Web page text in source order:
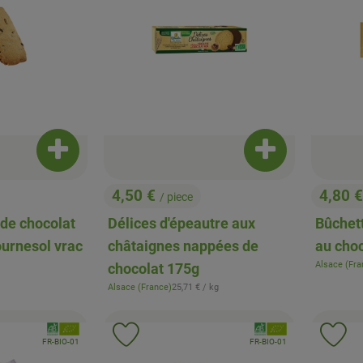
chocolat
vrac
Ajouter le produit au panier
, Prix:
4,50 € / piece
Délices d'épeautre aux
châtaignes nappées de
chocolat 175g
, Origine:
Alsace (France), Prix de référence:
25,71 € / kg
Ajouter le produit
, Prix:
4,80 €
au
, Origine:
Alsace
, Association:
, Autorité de contrôle:
FR-BIO-01
aux favoris
, Association:
, Autorité de contrôle:
FR-BIO-01
Ajouter le produit aux favoris